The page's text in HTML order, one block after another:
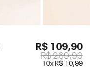
R$ 109,90
R$ 269,90
10xR$ 10,99